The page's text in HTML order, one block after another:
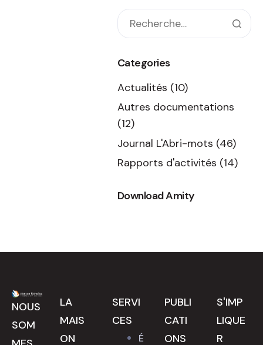
Categories
Actualités (10)
Autres documentations
(12)
Journal L'Abri-mots (46)
Rapports d'activités (14)
Download Amity
NOUS
SOM
LA
MAIS
ON
SERVI
CES
É
PUBLI
CATI
ONS
S'IMP
LIQUE
R